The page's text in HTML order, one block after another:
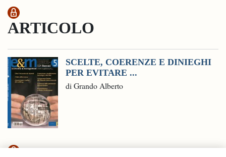
ARTICOLO
SCELTE, COERENZE E DINIEGHI
PER EVITARE ...
di Grando Alberto